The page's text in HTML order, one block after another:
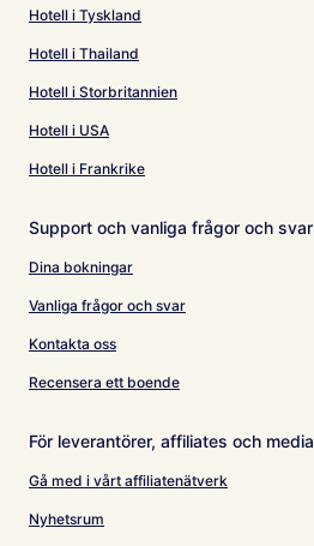
Hotell i Tyskland
Hotell i Thailand
Hotell i Storbritannien
Hotell i USA
Hotell i Frankrike
Support och vanliga frågor och svar
Dina bokningar
Vanliga frågor och svar
Kontakta oss
Recensera ett boende
För leverantörer, affiliates och media
Gå med i vårt affiliatenätverk
Nyhetsrum